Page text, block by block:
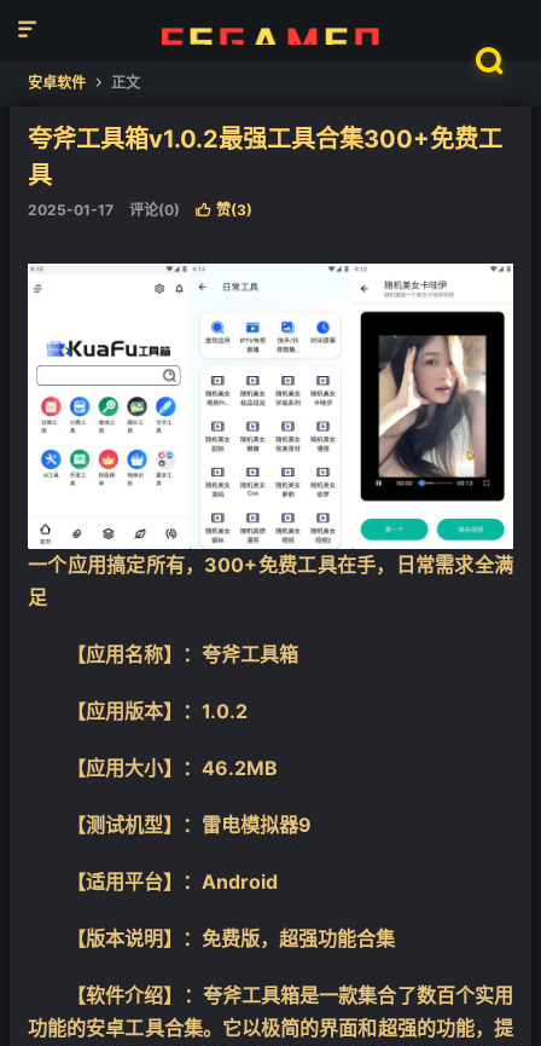


安卓软件  正文
夸斧工具箱v1.0.2最强工具合集300+免费工
具
2025-01-17 评论(0)  赞(3)
一个应用搞定所有，300+免费工具在手，日常需求全满
足
【应用名称】：夸斧工具箱
【应用版本】：1.0.2
【应用大小】：46.2MB
【测试机型】：雷电模拟器9
【适用平台】：Android
【版本说明】：免费版，超强功能合集
【软件介绍】：夸斧工具箱是一款集合了数百个实用
功能的安卓工具合集。它以极简的界面和超强的功能，提